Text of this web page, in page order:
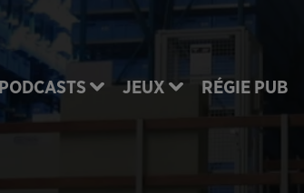
PODCASTS JEUX RÉGIE PUB